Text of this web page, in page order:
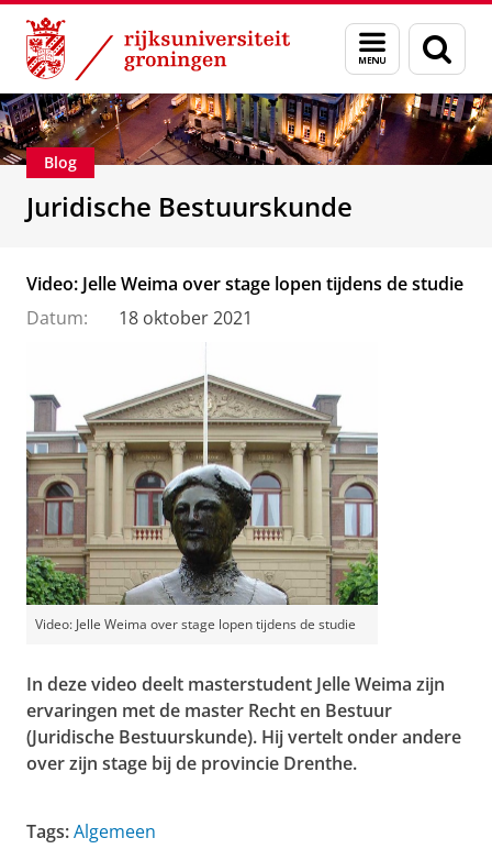
Skip
Content
Skip
Navigation
Menu
en
zoeken
Over ons Voorlichting
Blog
Juridische Bestuurskunde
Video: Jelle Weima over stage lopen tijdens de studie
Datum:
18 oktober 2021
Video: Jelle Weima over stage lopen tijdens de studie
In deze video deelt masterstudent Jelle Weima zijn
ervaringen met de master Recht en Bestuur
(Juridische Bestuurskunde). Hij vertelt onder andere
over zijn stage bij de provincie Drenthe.
video te zien
Tags:Algemeen